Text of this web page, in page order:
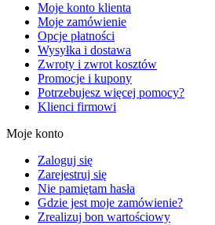
Moje konto klienta
Moje zamówienie
Opcje płatności
Wysyłka i dostawa
Zwroty i zwrot kosztów
Promocje i kupony
Potrzebujesz więcej pomocy?
Klienci firmowi
Moje konto
Zaloguj się
Zarejestruj się
Nie pamiętam hasła
Gdzie jest moje zamówienie?
Zrealizuj bon wartościowy